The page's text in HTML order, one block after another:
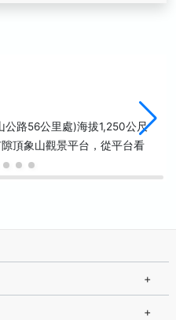
公路56公里處)海拔1,250公尺
頂象山觀景平台，從平台看